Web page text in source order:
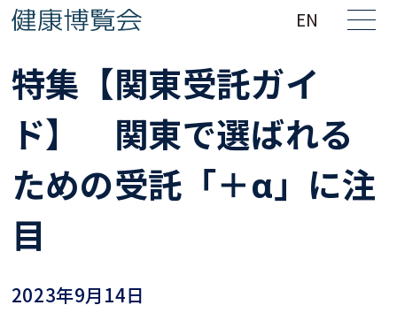
EN
特集【関東受託ガイ
ド】 関東で選ばれる
ための受託「＋α」に注
目
2023年9月14日